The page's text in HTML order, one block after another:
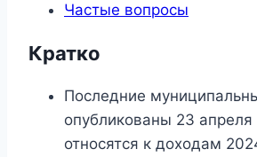
Частые вопросы
Кратко
Последние
опубликованы 23
относятся к доходам